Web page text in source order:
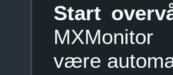
Start
være